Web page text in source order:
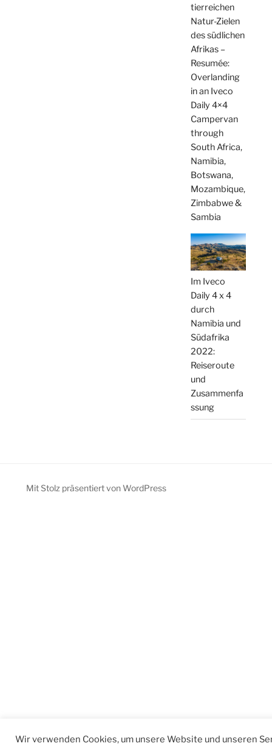
tierreichen
Natur-Zielen
des südlichen
Afrikas –
Resumée:
Overlanding
in an Iveco
Daily 4×4
Campervan
through
South Africa,
Namibia,
Botswana,
Mozambique,
Zimbabwe &
Sambia
Im Iveco
Daily 4 x 4
durch
Namibia und
Südafrika
2022:
Reiseroute
und
Zusammenfa
ssung
Mit Stolz präsentiert von WordPress
Wir verwenden Cookies, um unsere Website und unseren